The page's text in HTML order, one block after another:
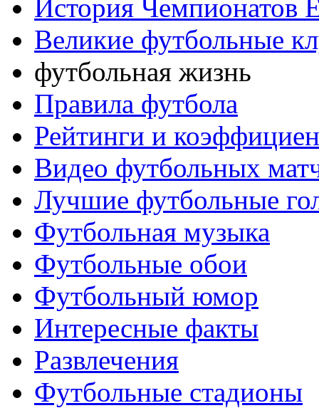
История Чемпионатов
Великие футбольные
футбольная жизнь
Правила футбола
Рейтинги и
Видео футбольных
Лучшие футбольные
Футбольная музыка
Футбольные обои
Футбольный юмор
Интересные факты
Развлечения
Футбольные стадионы